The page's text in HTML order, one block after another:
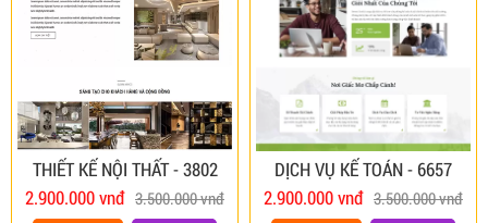
THIẾT KẾ NỘI THẤT - 3802
2.900.000 vnđ 3.500.000 vnđ
DỊCH VỤ KẾ TOÁN - 6657
2.900.000 vnđ 3.500.000 vnđ